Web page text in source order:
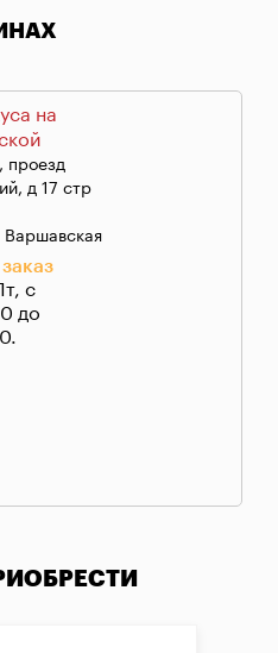
на
проезд
д 17 стр
Варшавская
с
до